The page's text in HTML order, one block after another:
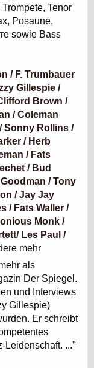
Tenor
Posaune,
sowie Bass
/ F. Trumbauer
Gillespie /
Brown /
/ Coleman
Sonny Rollins /
/ Herb
/ Fats
/ Bud
/ Tony
/ Jay Jay
/ Fats Waller /
Monk /
Les Paul /
mehr
als
Der Spiegel.
und Interviews
Gillespie)
Er schreibt
Leidenschaft. ..."